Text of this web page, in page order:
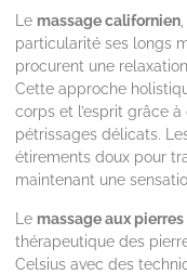
Le massage californien
particularité ses longs
procurent une
Cette approche
corps et l’esprit grâce
pétrissages délicats.
étirements doux pour
maintenant une
Le massage aux
thérapeutique des
Celsius avec des